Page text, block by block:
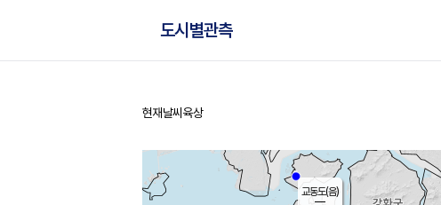
도시별관측
홈
현재날씨 육상
교동도(음)